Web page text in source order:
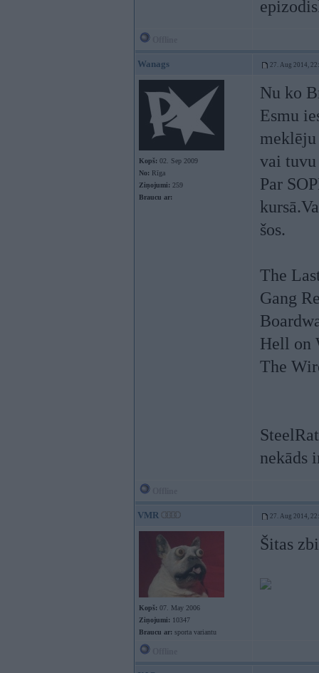
Wanags 27. Aug 2014,
Kopš: 02. Sep 2009
No: Rīga
Ziņojumi: 259
Braucu ar:
Nu ko
Esmu
vai
Par
šos.
The
Gang
Hell on
The
nekāds
VMR 27. Aug 2014,
Kopš: 07. May 2006
Ziņojumi: 10347
Braucu ar: sporta variantu
Šitas